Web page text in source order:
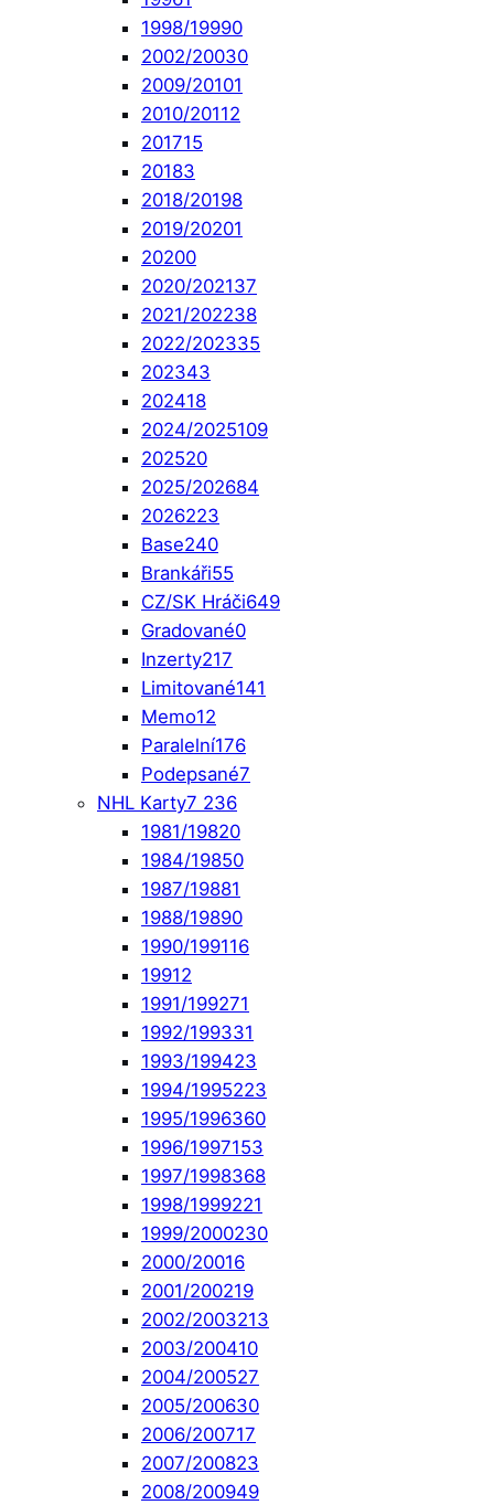
1998/19990
2002/20030
2009/20101
2010/20112
201715
20183
2018/20198
2019/20201
20200
2020/202137
2021/202238
2022/202335
202343
202418
2024/2025109
202520
2025/202684
2026223
Base240
Brankáři55
CZ/SK Hráči649
Gradované0
Inzerty217
Limitované141
Memo12
Paralelní176
Podepsané7
NHL Karty7 236
1981/19820
1984/19850
1987/19881
1988/19890
1990/199116
19912
1991/199271
1992/199331
1993/199423
1994/1995223
1995/1996360
1996/1997153
1997/1998368
1998/1999221
1999/2000230
2000/20016
2001/200219
2002/2003213
2003/200410
2004/200527
2005/200630
2006/200717
2007/200823
2008/200949